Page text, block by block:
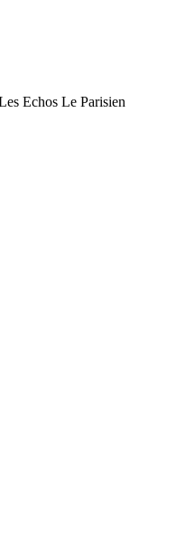
Echos Le Parisien